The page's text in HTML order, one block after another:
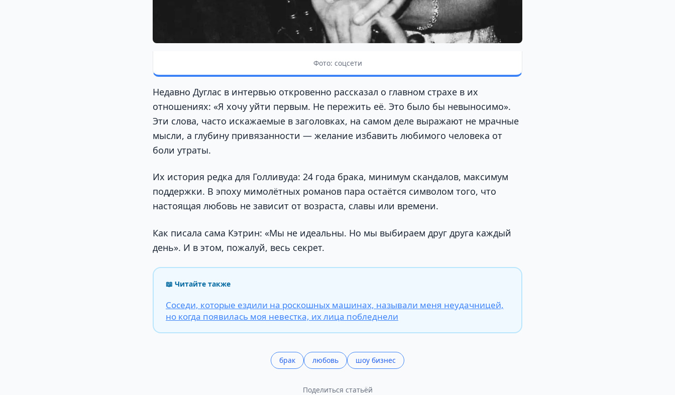
Фото: соцсети
Недавно Дуглас в интервью откровенно рассказал о главном страхе в их
отношениях: «Я хочу уйти первым. Не пережить её. Это было бы невыносимо».
Эти слова, часто искажаемые в заголовках, на самом деле выражают не мрачные
мысли, а глубину привязанности — желание избавить любимого человека от
боли утраты.
Их история редка для Голливуда: 24 года брака, минимум скандалов, максимум
поддержки. В эпоху мимолётных романов пара остаётся символом того, что
настоящая любовь не зависит от возраста, славы или времени.
Как писала сама Кэтрин: «Мы не идеальны. Но мы выбираем друг друга каждый
день». И в этом, пожалуй, весь секрет.
📖 Читайте также
Соседи, которые ездили на роскошных машинах, называли меня неудачницей,
но когда появилась моя невестка, их лица побледнели
брак любовь шоу бизнес
Поделиться статьёй